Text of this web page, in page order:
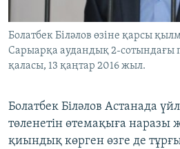
Болатбек Біләлов өзіне қарсы
Сарыарқа аудандық 2-сотындағы
қаласы, 13 қаңтар 2016 жыл.
Болатбек Біләлов Астанада
төленетін өтемақыға наразы
қиындық көрген өзге де